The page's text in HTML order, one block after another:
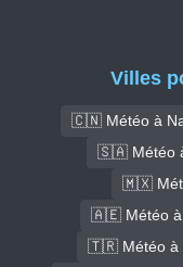
Villes
🇨🇳 Météo à
🇸🇦 Météo
🇲🇽
🇦🇪 Météo à
🇹🇷 Météo à